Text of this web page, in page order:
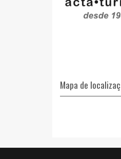
Mapa de